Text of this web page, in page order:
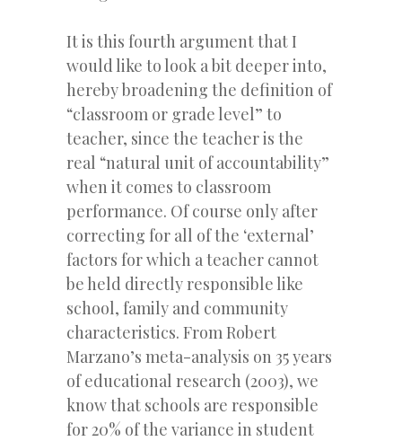
It is this fourth argument that I
would like to look a bit deeper into,
hereby broadening the definition of
“classroom or grade level” to
teacher, since the teacher is the
real “natural unit of accountability”
when it comes to classroom
performance. Of course only after
correcting for all of the ‘external’
factors for which a teacher cannot
be held directly responsible like
school, family and community
characteristics. From Robert
Marzano’s meta-analysis on 35 years
of educational research (2003), we
know that schools are responsible
for 20% of the variance in student